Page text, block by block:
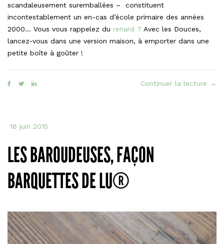
scandaleusement suremballées – constituent
incontestablement un en-cas d’école primaire des années
2000… Vous vous rappelez du renard ? Avec les Douces,
lancez-vous dans une version maison, à emporter dans une
petite boîte à goûter !
Continuer la lecture «
→
18 juin 2015
LES BAROUDEUSES, FAÇON
BARQUETTES DE LU®